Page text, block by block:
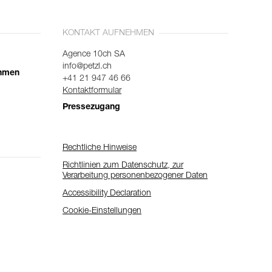
KONTAKT AUFNEHMEN
Agence 10ch SA
info@petzl.ch
+41 21 947 46 66
Kontaktformular
Pressezugang
Rechtliche Hinweise
Richtlinien zum Datenschutz, zur
Verarbeitung personenbezogener Daten
Accessibility Declaration
Cookie-Einstellungen